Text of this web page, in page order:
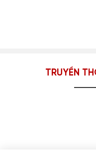
TRUYỀN